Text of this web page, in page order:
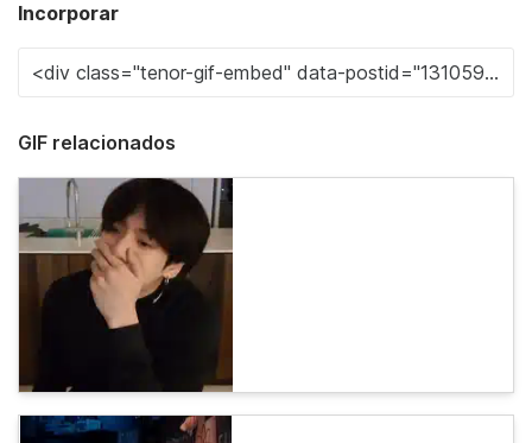
Incorporar
GIF relacionados